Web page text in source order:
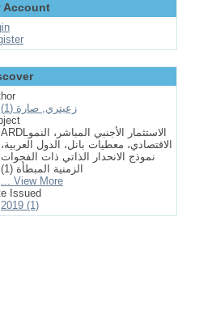
Account
زعيتري, صارة (1)
ARDLالاستثمار الأجنبي المباشر، النمو
الاقتصادي، معطيات بانل، الدول العربية،
نموذج الانحدار الذاتي ذات الفجوات
الزمنية المبطأة (1)
... View More
Issued
2019 (1)